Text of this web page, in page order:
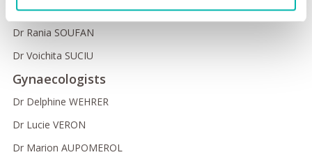
Dr Catherine GENESTIE
Dr Rania SOUFAN
Dr Voichita SUCIU
Gynaecologists
Dr Delphine WEHRER
Dr Lucie VERON
Dr Marion AUPOMEROL